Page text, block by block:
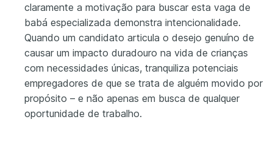
claramente a motivação para buscar esta vaga de
babá especializada demonstra intencionalidade.
Quando um candidato articula o desejo genuíno de
causar um impacto duradouro na vida de crianças
com necessidades únicas, tranquiliza potenciais
empregadores de que se trata de alguém movido por
propósito – e não apenas em busca de qualquer
oportunidade de trabalho.